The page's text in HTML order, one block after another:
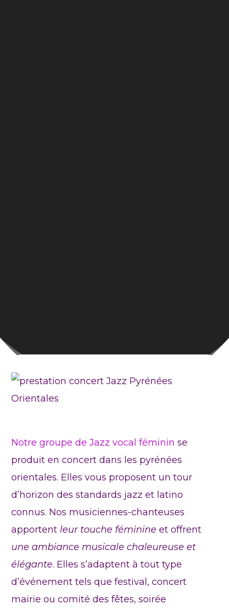
Notre groupe de Jazz vocal féminin se
produit en concert dans les pyrénées
orientales. Elles vous proposent un tour
d’horizon des standards jazz et latino
connus. Nos musiciennes-chanteuses
apportent leur touche féminine et offrent
une ambiance musicale chaleureuse et
élégante. Elles s’adaptent à tout type
d’événement tels que festival, concert
mairie ou comité des fêtes, soirée